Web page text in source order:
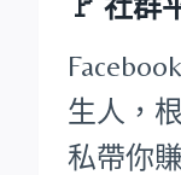
生人，
私帶你